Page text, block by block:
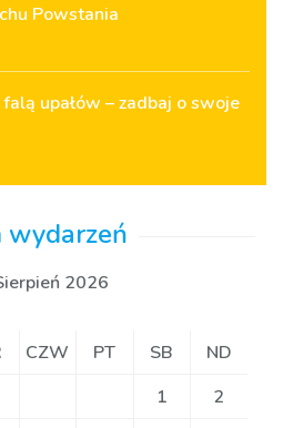
Powstania
upałów – zadbaj o swoje
wydarzeń
2026
CZW PT SB
ND
1
2